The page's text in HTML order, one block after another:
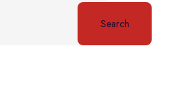
Search